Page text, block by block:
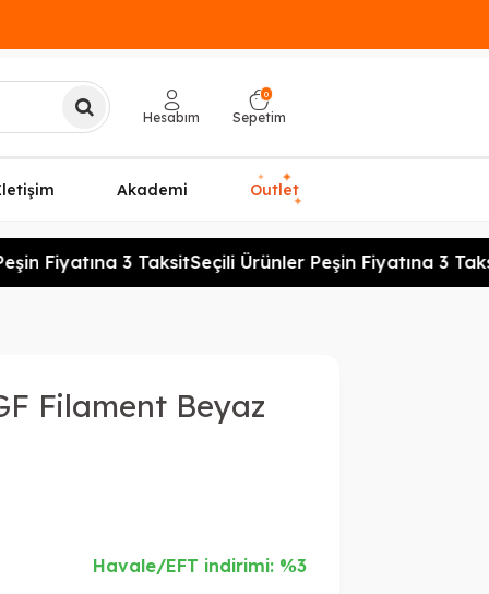
Hesabım
0
Sepetim
Akademi Outlet
✦ ✦
✦
Fiyatına 3 TaksitSeçili Ürünler Peşin Fiyatına 3 Taksit
Filament Beyaz
Havale/EFT indirimi: %3